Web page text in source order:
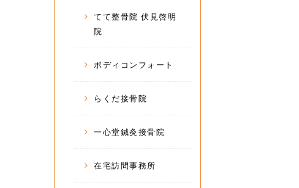
てて整骨院 伏見啓明
院
ボディコンフォート
らくだ接骨院
一心堂鍼灸接骨院
在宅訪問事務所